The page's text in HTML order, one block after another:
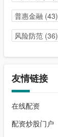
普惠金融 (43)
风险防范(36)
友情链接
在线配资
配资炒股门户